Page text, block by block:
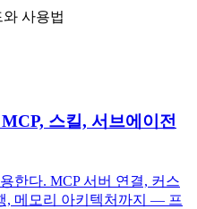
사용법
스킬, 서브에이전
한다. MCP 서버 연결, 커스
, 메모리 아키텍처까지 — 프